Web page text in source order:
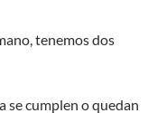
tenemos dos
se cumplen o quedan